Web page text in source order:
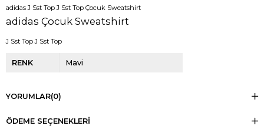
adidas J Sst Top J Sst Top Çocuk Sweatshirt
adidas Çocuk Sweatshirt
J Sst Top J Sst Top
RENK Mavi
YORUMLAR(0)
ÖDEME SEÇENEKLERI